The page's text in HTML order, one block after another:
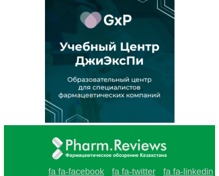
fa fa-facebook fa fa-twitter fa fa-linkedin